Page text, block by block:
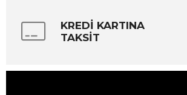
KREDİ KARTINA
TAKSİT